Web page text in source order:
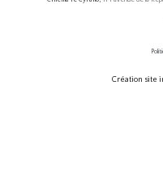
Création site